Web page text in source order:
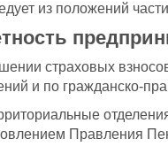
из положений
страховых
и по гражданско-
Правления